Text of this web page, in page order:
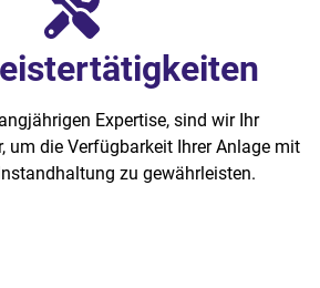
Expertise, sind wir Ihr
um die Verfügbarkeit Ihrer Anlage mit
zu gewährleisten.